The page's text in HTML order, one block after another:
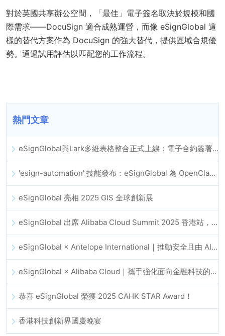
對於英國共享辦公空間，「最佳」電子簽名取決於規模和國
際需求——DocuSign 適合成熟運營，而像 eSignGlobal 這
樣的替代方案作為 DocuSign 的強大替代，提供區域合規優
勢。通過試用評估以匹配您的工作流程。
熱門文章
eSignGlobal與Lark多維表格整合正式上線：電子合約簽署歸檔全程自動化
'esign-automation' 技能發布：eSignGlobal 為 OpenClaw 提供自動化電子簽名能力
eSignGlobal 亮相 2025 GIS 全球創新展
eSignGlobal 出席 Alibaba Cloud Summit 2025 香港站，推動 AI 驅動的雲端創新與數位信任發展
eSignGlobal × Antelope International｜推動安全且由 AI 驅動的數位化工作流程
eSignGlobal × Alibaba Cloud｜攜手強化面向金融科技的全球數位信任
恭喜 eSignGlobal 榮獲 2025 CAHK STAR Award！
香港科技創新界國慶晚宴